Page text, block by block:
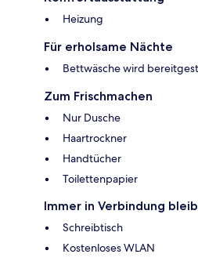
Heizung
Für erholsame Nächte
Bettwäsche wird
Zum Frischmachen
Nur Dusche
Haartrockner
Handtücher
Toilettenpapier
Immer in Verbindung
Schreibtisch
Kostenloses WLAN